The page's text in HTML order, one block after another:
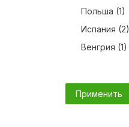
Польша (1)
Испания (2)
Венгрия (1)
Применить